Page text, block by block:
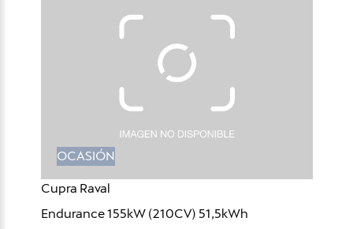
OCASIÓN
Cupra Raval
Endurance 155kW (210CV) 51,5kWh